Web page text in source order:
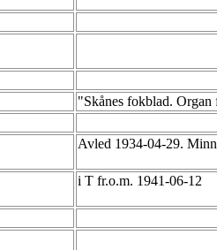
"Skånes fokblad.
Avled 1934-04-29.
i T fr.o.m. 1941-06-12